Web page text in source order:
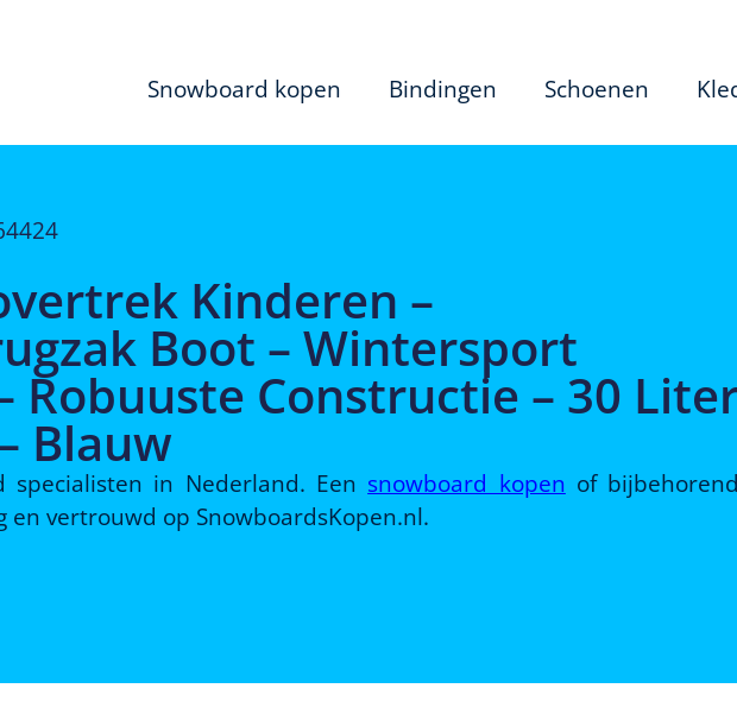
Snowboard kopen Bindingen Schoenen
Kinderen –
Boot – Wintersport
Robuuste Constructie – 30
Blauw
in Nederland. Een snowboard kopen of
en vertrouwd op SnowboardsKopen.nl.